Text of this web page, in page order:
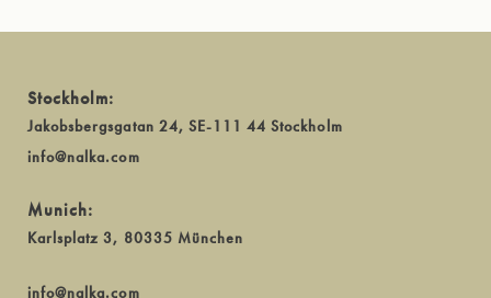
Stockholm:
Jakobsbergsgatan 24, SE-111 44 Stockholm
info@nalka.com
Munich:
Karlsplatz 3, 80335 München
info@nalka.com